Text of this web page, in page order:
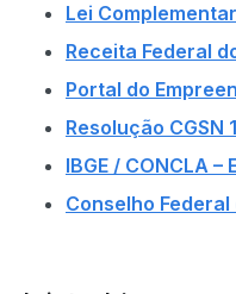
Lei
Receita Federal
Portal do
Resolução CGSN
IBGE / CONCLA –
Conselho